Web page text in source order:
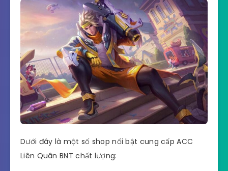
Dưới đây là một số shop nổi bật cung cấp ACC
Liên Quân BNT chất lượng: